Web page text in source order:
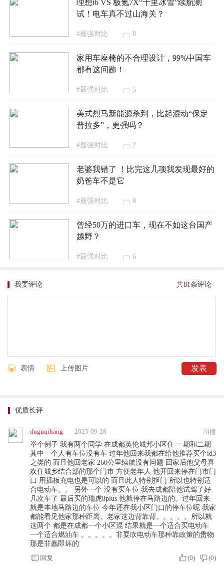
理想i6 VS 极氪7X“千里冰雪”续航测
试！电车真不过山海关？
#最强对比 8
家用车座椅的不合理设计，99%中国车
都有这问题！
#最强对比 5
美式烈马新能源杀到，比起混动“保定
普拉多”，更强吗？
#最强对比 2
老婆我错了 ！比完这几项我发现最好的
奶爸车不是它
#最强对比 8
曾经50万的进口车，现在不如这台国产
越野？
#最强对比 6
共81条评论
我要评论
表情 上传图片
优质长评
duguqihang 2025-09-28
78楼
举个例子 我有两个同学 在成都英伦城邦小区住 一期和二期
其中一个人有车位没有车 过年他回来我都在给他推荐买个id3
之类的 而且他回老家 260公里续航没有问题 回家后他父母喜
欢住城乡结合部的那个门市 方便老年人 他开回来停在门市门
口 用插板充电也是可以的 而且此人特别抠门 所以也特别适
合电动车。。 另外一个 没有买车位 我去成都陪他试驾了好
几次车了 最后买的瑞虎8plus 他就停在马路边的。过年回来
就是本地马路边的车位 今年还在我小区门口的停车位呢 我家
都能看见他家那种距离。老家这边背靠背。。。。。所以就
这两个 都是在成都一个小区混 结果就是一个适合买电动车
一个适合燃油车 。。。。。非要吹电动车那种靠政策的贵物
那是非蠢即坏的
回复
(0) (0)